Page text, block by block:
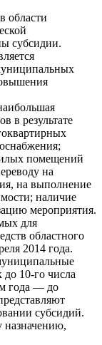
области
субсидии.
в результате
помещений
на
на выполнение
наличие
мероприятия.
для
областного
2014 года.
до 10-го числа
года — до
субсидий.
назначению,